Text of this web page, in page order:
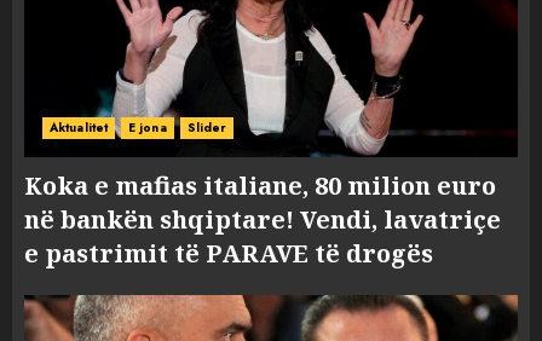
Aktualitet E jona Slider
Koka e mafias italiane, 80 milion euro
në bankën shqiptare! Vendi, lavatriçe
e pastrimit të PARAVE të drogës